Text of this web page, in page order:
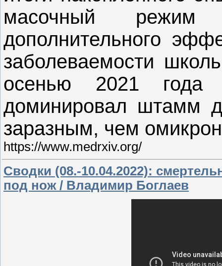
масочный режим
дополнительного
заболеваемости
осенью 2021
доминировал штамм
заразным, чем
https://www.medrxiv.org/
Сводки (08.-10.04.2022):
под нож / Владимир Боглаев